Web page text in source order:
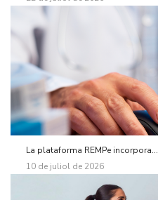
La plataforma REMPe incorpora...
10 de juliol de 2026